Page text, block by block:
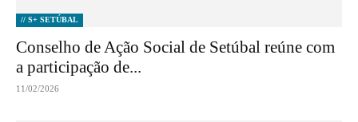
// S+ SETÚBAL
Conselho de Ação Social de Setúbal reúne com
a participação de...
11/02/2026